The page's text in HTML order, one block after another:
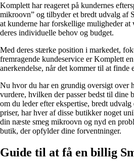
Komplett har reageret på kundernes
mikroovn” og tilbyder et bredt udvalg af
at kunderne har forskellige muligheder at
deres individuelle behov og budget.
Med deres stærke position i markedet,
fremragende kundeservice er Komplett
anerkendelse, når det kommer til at finde
Nu hvor du har en grundig oversigt over
vurdere, hvilken der passer bedst til dine
om du leder efter ekspertise, bredt
priser, har hver af disse butikker noget
din næste smeg mikroovn og nyd en
butik, der opfylder dine forventninger.
Guide til at få en billig